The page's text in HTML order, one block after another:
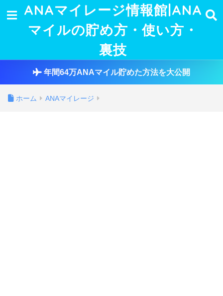
ANAマイレージ情報館|ANA
マイルの貯め方・使い方・
裏技
年間64万ANAマイル貯めた方法を大公開
ホーム ANAマイレージ